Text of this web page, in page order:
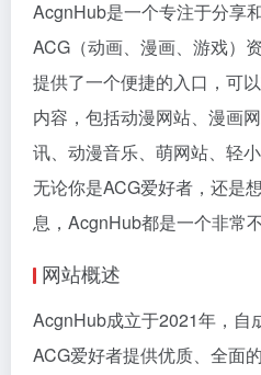
AcgnHub是一个专注于分享
ACG（动画、漫画、游戏）
提供了一个便捷的入口，可
内容，包括动漫网站、漫画
讯、动漫音乐、萌网站、轻
无论你是ACG爱好者，还是
息，AcgnHub都是一个非常
网站概述
AcgnHub成立于2021年，自
ACG爱好者提供优质、全面